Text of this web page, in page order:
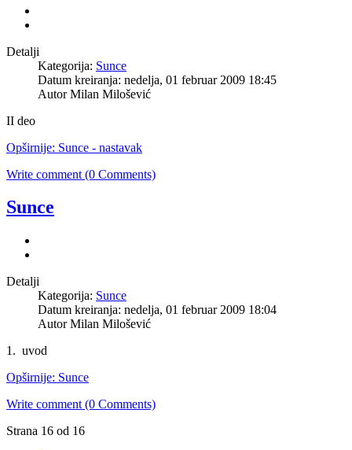
Detalji
Kategorija: Sunce
Datum kreiranja: nedelja, 01 februar 2009 18:45
Autor Milan Milošević
II deo
Opširnije: Sunce - nastavak
Write comment (0 Comments)
Sunce
Detalji
Kategorija: Sunce
Datum kreiranja: nedelja, 01 februar 2009 18:04
Autor Milan Milošević
1. uvod
Opširnije: Sunce
Write comment (0 Comments)
Strana 16 od 16